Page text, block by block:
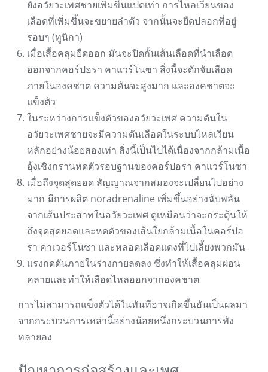
ยังอวัยวะเพศชายเพิ่มขึ้นแปดเท่า การไหลเวียนของ
เลือดที่เพิ่มขึ้นจะขยายลำตัว จากนั้นจะยืดปลอกที่อยู่
รอบๆ (ทูนิกา)
เมื่อเสื้อคลุมยืดออก มันจะปิดกั้นเส้นเลือดที่นำเลือด
ออกจากคอร์ปอรา คาแวร์โนซา สิ่งนี้จะดักจับเลือด
ภายในองคชาต ความดันจะสูงมาก และองคชาตจะ
แข็งตัว
ในระหว่างการแข็งตัวของอวัยวะเพศ ความดันใน
อวัยวะเพศชายจะมีความดันเลือดในระบบไหลเวียน
หลักอย่างน้อยสองเท่า สิ่งนี้เป็นไปได้เนื่องจากกล้ามเนื้อ
อุ้งเชิงกรานหดตัวรอบฐานของคอร์ปอรา คาแวร์โนซา
เมื่อถึงจุดสุดยอด สัญญาณจากสมองจะเปลี่ยนไปอย่าง
มาก มีการผลิต noradrenaline เพิ่มขึ้นอย่างฉับพลัน
จากเส้นประสาทในอวัยวะเพศ ดูเหมือนว่าจะกระตุ้นให้
ถึงจุดสุดยอดและหดตัวของเส้นใยกล้ามเนื้อในคอร์ปอ
รา คาเวอร์โนซา และหลอดเลือดแดงที่ไปเลี้ยงพวกมัน
แรงกดดันภายในร่างกายลดลง ซึ่งทำให้เสื้อคลุมผ่อน
คลายและทำให้เลือดไหลออกจากองคชาต
การไม่สามารถแข็งตัวได้ในทันทีอาจเกิดขึ้นอันเป็นผลมา
จากกระบวนการเหล่านี้อย่างน้อยหนึ่งกระบวนการพัง
ทลายลง